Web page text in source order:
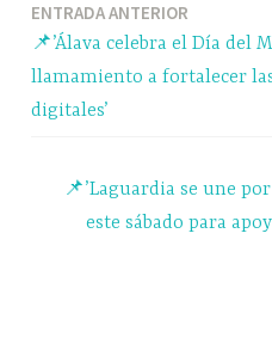
ppm
Navegación
de
entradas
ENTRADA ANTERIOR
📌’Álava celebra el Día del
llamamiento a fortalecer
digitales’
📌’Laguardia se une
este sábado para